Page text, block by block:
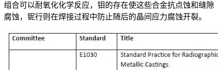
组合可以耐氧化化学反应，钼的存在使这些合金抗点蚀和缝隙
腐蚀，铌行则在焊接过程中防止随后的晶间应力腐蚀开裂。